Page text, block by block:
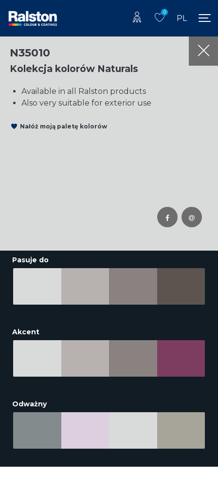
0
PL
N35010
Kolekcja kolorów Naturals
Available in all Ralston products
Also very suitable for exterior use
Nałóż moją paletę kolorów
Pasuje do
Akcent
Odważny